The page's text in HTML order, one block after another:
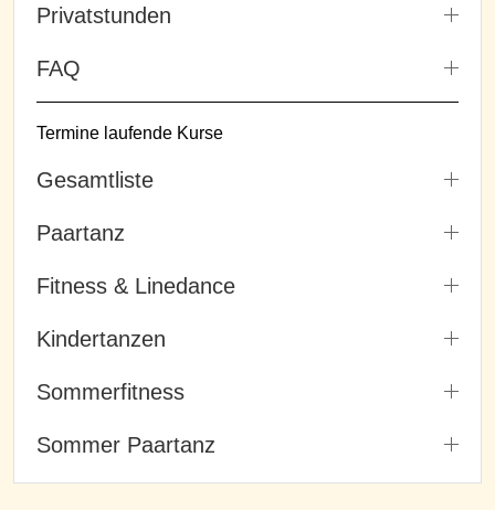
Privatstunden
FAQ
Termine laufende Kurse
Gesamtliste
Paartanz
Fitness & Linedance
Kindertanzen
Sommerfitness
Sommer Paartanz